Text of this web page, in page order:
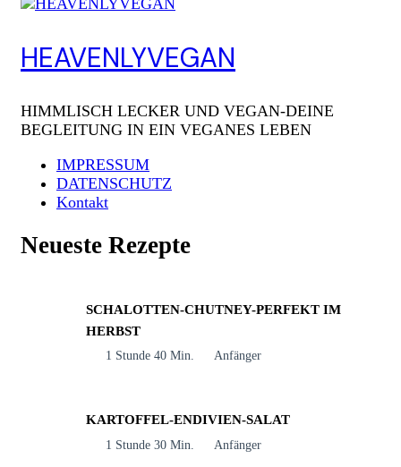
HEAVENLYVEGAN
HIMMLISCH LECKER UND VEGAN-DEINE
BEGLEITUNG IN EIN VEGANES LEBEN
IMPRESSUM
DATENSCHUTZ
Kontakt
Neueste Rezepte
SCHALOTTEN-CHUTNEY-PERFEKT IM
HERBST
1 Stunde 40 Min. Anfänger
KARTOFFEL-ENDIVIEN-SALAT
1 Stunde 30 Min. Anfänger